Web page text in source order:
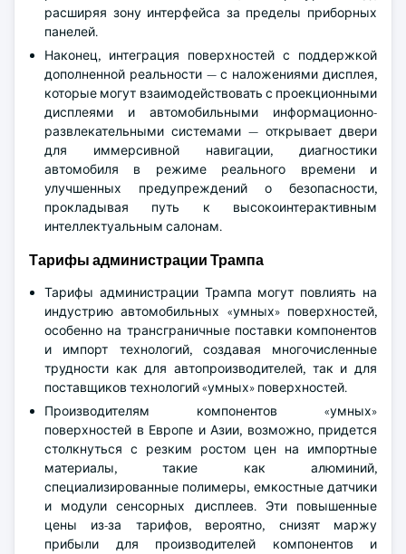
расширяя зону интерфейса за пределы приборных
панелей.
Наконец, интеграция поверхностей с поддержкой
дополненной реальности — с наложениями дисплея,
которые могут взаимодействовать с проекционными
дисплеями и автомобильными информационно-
развлекательными системами — открывает двери
для иммерсивной навигации, диагностики
автомобиля в режиме реального времени и
улучшенных предупреждений о безопасности,
прокладывая путь к высокоинтерактивным
интеллектуальным салонам.
Тарифы администрации Трампа
Тарифы администрации Трампа могут повлиять на
индустрию автомобильных «умных» поверхностей,
особенно на трансграничные поставки компонентов
и импорт технологий, создавая многочисленные
трудности как для автопроизводителей, так и для
поставщиков технологий «умных» поверхностей.
Производителям компонентов «умных»
поверхностей в Европе и Азии, возможно, придется
столкнуться с резким ростом цен на импортные
материалы, такие как алюминий,
специализированные полимеры, емкостные датчики
и модули сенсорных дисплеев. Эти повышенные
цены из-за тарифов, вероятно, снизят маржу
прибыли для производителей компонентов и